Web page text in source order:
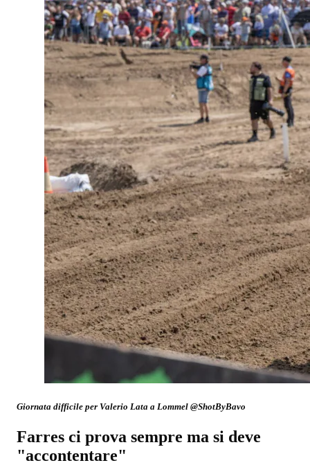
Giornata difficile per Valerio Lata a Lommel @ShotByBavo
Farres ci prova sempre ma si deve
"accontentare"